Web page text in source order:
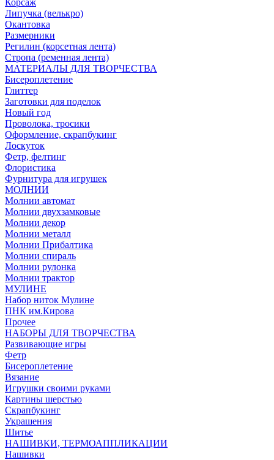
Корсаж
Липучка (велькро)
Окантовка
Размерники
Регилин (корсетная лента)
Стропа (ременная лента)
МАТЕРИАЛЫ ДЛЯ ТВОРЧЕСТВА
Бисероплетение
Глиттер
Заготовки для поделок
Новый год
Проволока, тросики
Оформление, скрапбукинг
Лоскуток
Фетр, фелтинг
Флористика
Фурнитура для игрушек
МОЛНИИ
Молнии автомат
Молнии двухзамковые
Молнии декор
Молнии металл
Молнии Прибалтика
Молнии спираль
Молнии рулонка
Молнии трактор
МУЛИНЕ
Набор ниток Мулине
ПНК им.Кирова
Прочее
НАБОРЫ ДЛЯ ТВОРЧЕСТВА
Развивающие игры
Фетр
Бисероплетение
Вязание
Игрушки своими руками
Картины шерстью
Скрапбукинг
Украшения
Шитье
НАШИВКИ, ТЕРМОАППЛИКАЦИИ
Нашивки